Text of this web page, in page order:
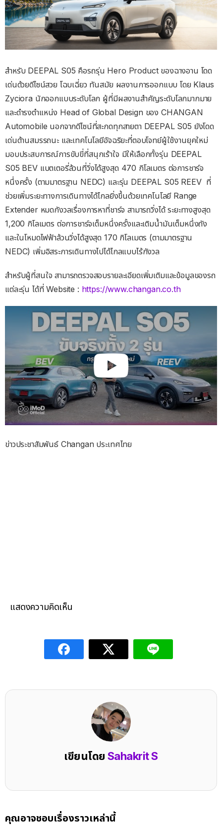
สำหรับ DEEPAL S05 คือรถรุ่น Hero Product ของฉางอาน โดด
เด่นด้วยดีไซน์สวย โฉบเฉี่ยว ทันสมัย ผลงานการออกแบบ โดย Klaus
Zyciora นักออกแบบระดับโลก ผู้ที่มีผลงานสำคัญระดับโลกมากมาย
และดำรงตำแหน่ง Head of Global Design ของ CHANGAN
Automobile นอกจากดีไซน์ที่สะกดทุกสายตา DEEPAL S05 ยังโดด
เด่นด้านสมรรถนะ และเทคโนโลยีอัจฉริยะที่ตอบโจทย์ผู้ใช้งานยุคใหม่
มอบประสบการณ์การขับขี่ที่สนุกเร้าใจ มีให้เลือกทั้งรุ่น DEEPAL
S05 BEV แบตเตอรี่ล้วนที่วิ่งได้สูงสุด 470 กิโลเมตร ต่อการชาร์จ
หนึ่งครั้ง (ตามมาตรฐาน NEDC) และรุ่น DEEPAL S05 REEV ที่
ช่วยเพิ่มระยะทางการเดินทางได้ไกลยิ่งขึ้นด้วยเทคโนโลยี Range
Extender หมดกังวลเรื่องการหาที่ชาร์จ สามารถวิ่งได้ ระยะทางสูงสุด
1,200 กิโลเมตร ต่อการชาร์จเต็มหนึ่งครั้งและเติมน้ำมันเต็มหนึ่งถัง
และในโหมดไฟฟ้าล้วนวิ่งได้สูงสุด 170 กิโลเมตร (ตามมาตรฐาน
NEDC) เพิ่มอิสระการเดินทางไปได้ไกลแบบไร้กังวล
สำหรับผู้ที่สนใจ สามารถตรวจสอบรายละเอียดเพิ่มเติมและข้อมูลของรถ
แต่ละรุ่น ได้ที่ Website : https://www.changan.co.th
ข่าวประชาสัมพันธ์ Changan ประเทศไทย
แสดงความคิดเห็น
เขียนโดยSahakrit S
คุณอาจชอบเรื่องราวเหล่านี้